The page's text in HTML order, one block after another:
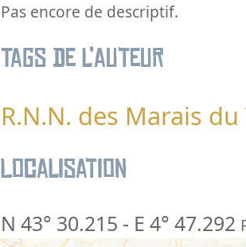
Pas encore de descriptif.
Tags de l’auteur
R.N.N. des Marais
Localisation
N 43° 30.215 - E 4° 47.292